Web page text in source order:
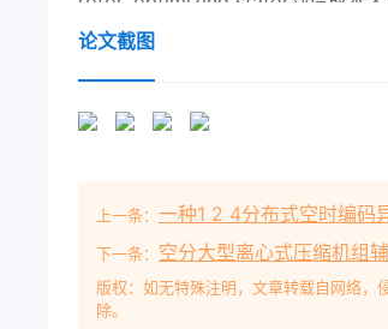
于更大范围的工况,所以,近几年来
compressor;single shaft
为大型空分装置的核心设的流量、
算,具体技术参式压缩机组日益成为
开式叶轮压缩后出来的气体经气体
2866828.668级压缩后经气体冷
论文截图
上一条： 一种1 2 4分布式空时编码
下一条： 空分大型离心式压缩机组
版权：如无特殊注明，文章转载自网络
除。